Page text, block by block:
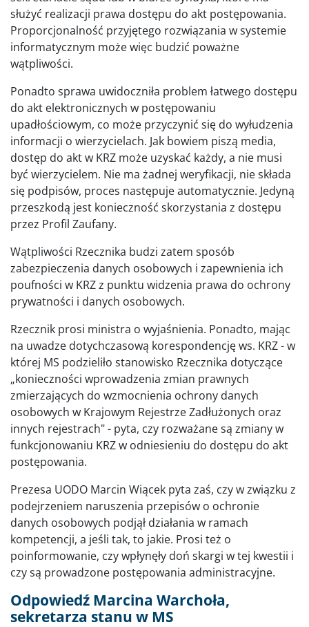
służyć realizacji prawa dostępu do akt postępowania.
Proporcjonalność przyjętego rozwiązania w systemie
informatycznym może więc budzić poważne
wątpliwości.
Ponadto sprawa uwidoczniła problem łatwego dostępu
do akt elektronicznych w postępowaniu
upadłościowym, co może przyczynić się do wyłudzenia
informacji o wierzycielach. Jak bowiem piszą media,
dostęp do akt w KRZ może uzyskać każdy, a nie musi
być wierzycielem. Nie ma żadnej weryfikacji, nie składa
się podpisów, proces następuje automatycznie. Jedyną
przeszkodą jest konieczność skorzystania z dostępu
przez Profil Zaufany.
Wątpliwości Rzecznika budzi zatem sposób
zabezpieczenia danych osobowych i zapewnienia ich
poufności w KRZ z punktu widzenia prawa do ochrony
prywatności i danych osobowych.
Rzecznik prosi ministra o wyjaśnienia. Ponadto, mając
na uwadze dotychczasową korespondencję ws. KRZ - w
której MS podzieliło stanowisko Rzecznika dotyczące
„konieczności wprowadzenia zmian prawnych
zmierzających do wzmocnienia ochrony danych
osobowych w Krajowym Rejestrze Zadłużonych oraz
innych rejestrach" - pyta, czy rozważane są zmiany w
funkcjonowaniu KRZ w odniesieniu do dostępu do akt
postępowania.
Prezesa UODO Marcin Wiącek pyta zaś, czy w związku z
podejrzeniem naruszenia przepisów o ochronie
danych osobowych podjął działania w ramach
kompetencji, a jeśli tak, to jakie. Prosi też o
poinformowanie, czy wpłynęły doń skargi w tej kwestii i
czy są prowadzone postępowania administracyjne.
Odpowiedź Marcina Warchoła,
sekretarza stanu w MS